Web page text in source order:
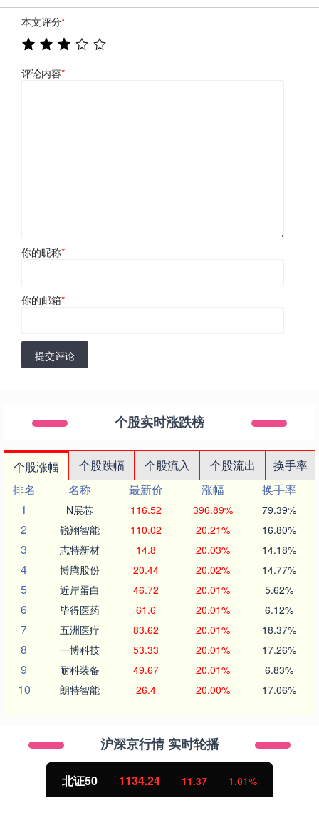
本文评分*
评论内容*
你的昵称*
你的邮箱*
提交评论
个股实时涨跌榜
个股涨幅 个股跌幅 个股流入 个股流出
换手率
排名
名称 最新价 涨幅
换手率
1
N展芯 116.52 396.89% 79.39%
2 锐翔智能 110.02 20.21% 16.80%
3 志特新材 14.8 20.03% 14.18%
4 博腾股份 20.44 20.02% 14.77%
5 近岸蛋白 46.72 20.01% 5.62%
6 毕得医药 61.6 20.01% 6.12%
7 五洲医疗 83.62 20.01% 18.37%
8 一博科技 53.33 20.01% 17.26%
9 耐科装备 49.67 20.01% 6.83%
10 朗特智能 26.4 20.00% 17.06%
沪深京行情 实时轮播
北证50 1134.24 11.37 1.01%